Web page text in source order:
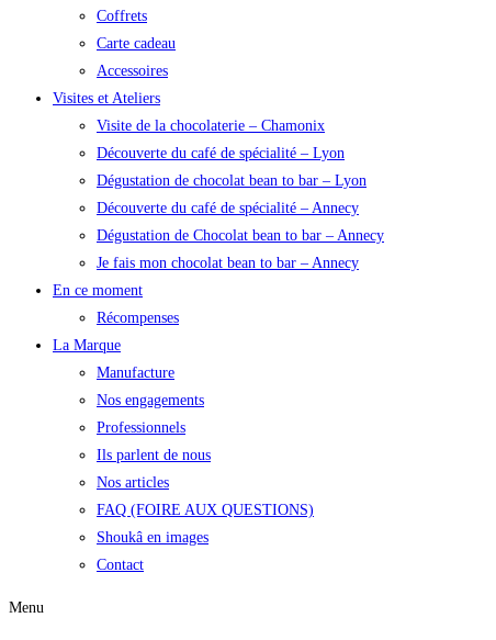
Coffrets
Carte cadeau
Accessoires
Visites et Ateliers
Visite de la chocolaterie – Chamonix
Découverte du café de spécialité – Lyon
Dégustation de chocolat bean to bar – Lyon
Découverte du café de spécialité – Annecy
Dégustation de Chocolat bean to bar – Annecy
Je fais mon chocolat bean to bar – Annecy
En ce moment
Récompenses
La Marque
Manufacture
Nos engagements
Professionnels
Ils parlent de nous
Nos articles
FAQ (FOIRE AUX QUESTIONS)
Shoukâ en images
Contact
Menu